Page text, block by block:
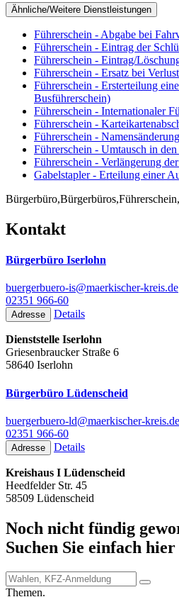
Ähnliche/Weitere Dienstleistungen
Führerschein - Abgabe bei
Führerschein - Eintrag der
Führerschein - Eintrag/
Führerschein - Ersatz bei
Führerschein - Ersterteilung
Busführerschein)
Führerschein - Internationaler
Führerschein -
Führerschein - Namensänderung
Führerschein - Umtausch in
Führerschein - Verlängerung
Gabelstapler - Erteilung einer
Kontakt
Bürgerbüro Iserlohn
buergerbuero-is@maerkischer-kreis.de
02351 966-60
Adresse Details
Dienststelle Iserlohn
Griesenbraucker Straße 6
58640 Iserlohn
Bürgerbüro Lüdenscheid
buergerbuero-ld@maerkischer-kreis.de
02351 966-60
Adresse Details
Kreishaus I Lüdenscheid
Heedfelder Str. 45
58509 Lüdenscheid
Noch nicht fündig
Suchen Sie einfach hier
Themen.